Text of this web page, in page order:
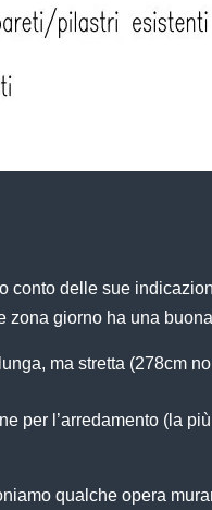
conto delle sue
zona giorno ha una
ma stretta (278cm
per l’arredamento (la
qualche opera